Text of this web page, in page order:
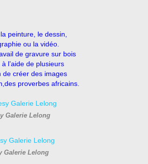
peinture, le dessin,
ou la vidéo.
de gravure sur bois
l’aide de plusieurs
de créer des images
proverbes africains.
Galerie Lelong
Galerie Lelong